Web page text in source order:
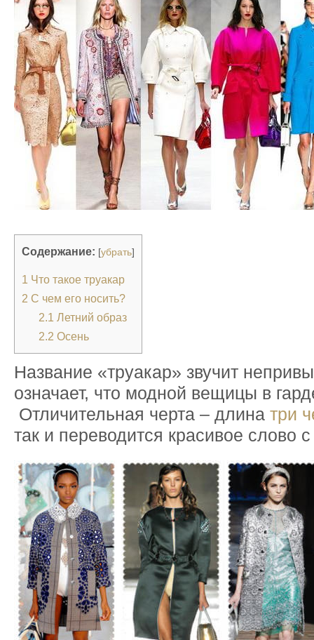
Содержание: [убрать]
1 Что такое труакар
2 С чем его носить?
2.1 Летний образ
2.2 Осень
Название «труакар» звучит
означает, что модной вещицы в
Отличительная черта – длина три
так и переводится красивое слово